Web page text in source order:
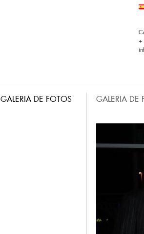
+
GALERIA DE FOTOS GALERIA DE